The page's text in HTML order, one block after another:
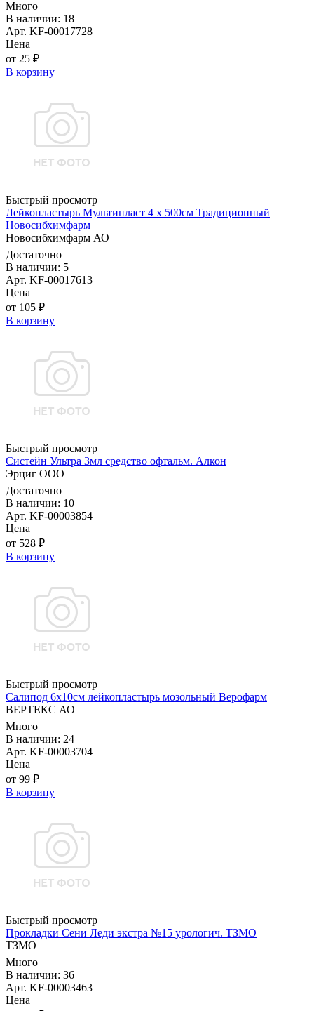
Много
В наличии: 18
Арт. KF-00017728
Цена
от 25 ₽
В корзину
Быстрый просмотр
Лейкопластырь Мультипласт 4 х 500см Традиционный
Новосибхимфарм
Новосибхимфарм АО
Достаточно
В наличии: 5
Арт. KF-00017613
Цена
от 105 ₽
В корзину
Быстрый просмотр
Систейн Ультра 3мл средство офтальм. Алкон
Эрциг ООО
Достаточно
В наличии: 10
Арт. KF-00003854
Цена
от 528 ₽
В корзину
Быстрый просмотр
Салипод 6х10см лейкопластырь мозольный Верофарм
ВЕРТЕКС АО
Много
В наличии: 24
Арт. KF-00003704
Цена
от 99 ₽
В корзину
Быстрый просмотр
Прокладки Сени Леди экстра №15 урологич. ТЗМО
ТЗМО
Много
В наличии: 36
Арт. KF-00003463
Цена